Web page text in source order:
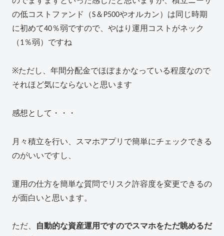
の低コストファンド（S＆P500やオルカン）は同じ時期
に初めて40％弱ですので、やはり運用コストがネック
（1％弱）ですね
※ただし、年間分配金でほぼまかなっている程度なので
それほど気にならないと思います
感想として・・・
月々積立を行い、スマホアプリで簡単にチェックできる
のがいいですし、
運用の仕方を簡単な質問でリスク許容度を変更できるの
が面白いと思います。
ただ、
自動的な資産運用ですのでスマホをただ眺めるだ